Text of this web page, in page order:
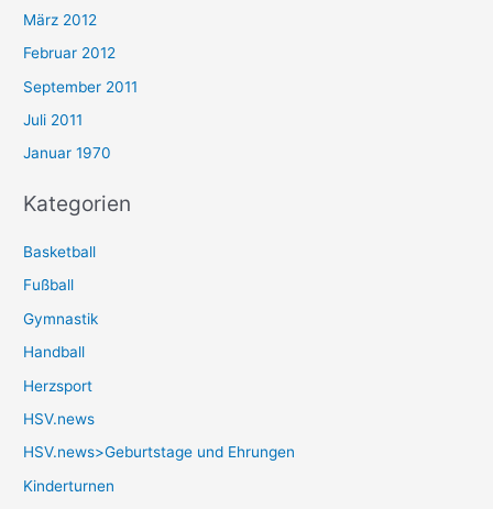
März 2012
Februar 2012
September 2011
Juli 2011
Januar 1970
Kategorien
Basketball
Fußball
Gymnastik
Handball
Herzsport
HSV.news
HSV.news>Geburtstage und Ehrungen
Kinderturnen